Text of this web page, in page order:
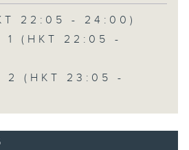
22:05 - 24:00)
1 (HKT 22:05 -
2 (HKT 23:05 -